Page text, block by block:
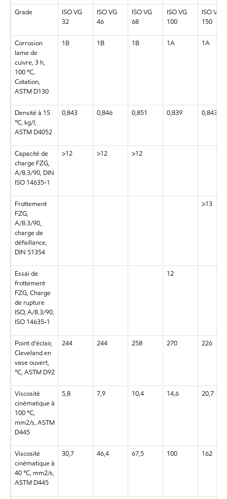
Grade
ISO VG
32
ISO VG
46
ISO VG
68
ISO VG
100
ISO VG
150
Corrosion
lame de
cuivre, 3 h,
100 °C,
Cotation,
ASTM D130
1B 1B 1B 1A 1A
Densité à 15
°C, kg/l,
ASTM D4052
0,843 0,846 0,851 0,839 0,843
Capacité de
charge FZG,
A/8.3/90, DIN
ISO 14635-1
>12 >12 >12
Frottement
FZG,
A/8.3/90,
charge de
défaillance,
DIN 51354
>13
Essai de
frottement
FZG, Charge
de rupture
ISO, A/8.3/90,
ISO 14635-1
12
Point d'éclair,
Cleveland en
vase ouvert,
°C, ASTM D92
244 244 258 270 226
Viscosité
cinématique à
100 °C,
mm2/s, ASTM
D445
5,8 7,9 10,4 14,6 20,7
Viscosité
cinématique à
40 °C, mm2/s,
ASTM D445
30,7 46,4 67,5 100 162